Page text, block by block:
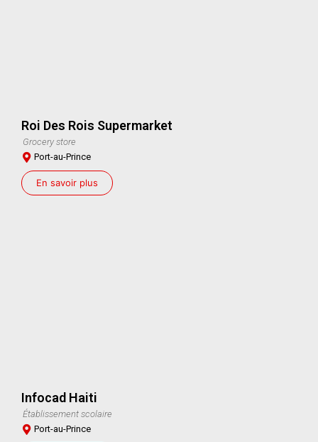
Roi Des Rois Supermarket
Grocery store
Port-au-Prince
En savoir plus
Infocad Haiti
Établissement scolaire
Port-au-Prince